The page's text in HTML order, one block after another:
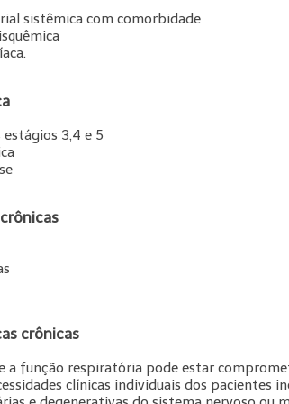
sistêmica com comorbidade
estágios 3,4 e 5
crônicas
a função respiratória pode estar
clínicas individuais dos pacientes